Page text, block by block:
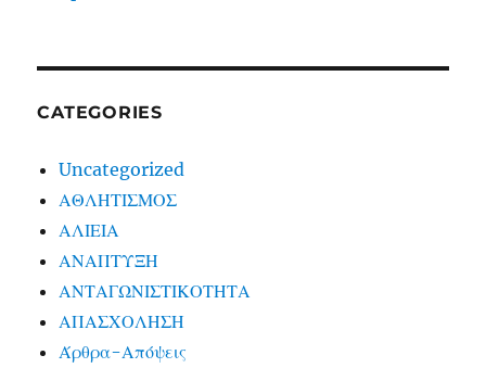
CATEGORIES
Uncategorized
ΑΘΛΗΤΙΣΜΟΣ
ΑΛΙΕΙΑ
ΑΝΑΠΤΥΞΗ
ΑΝΤΑΓΩΝΙΣΤΙΚΟΤΗΤΑ
ΑΠΑΣΧΟΛΗΣΗ
Άρθρα-Απόψεις